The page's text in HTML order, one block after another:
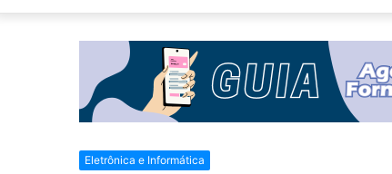
Eletrônica e Informática